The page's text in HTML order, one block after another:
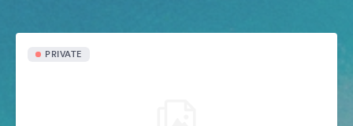
PRIVATE